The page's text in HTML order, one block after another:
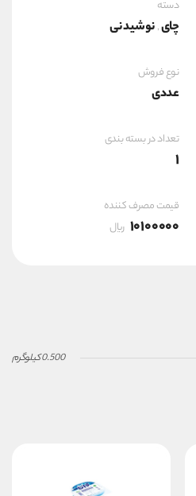
دسته
چای,نوشیدنی
نوع فروش
عددی
تعداد در بسته بندی
1
قیمت مصرف کننده
10100000 ریال
0.500 کیلوگرم